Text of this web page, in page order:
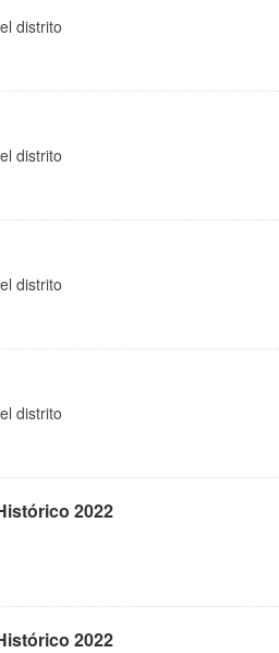
distrito
distrito
distrito
distrito
2022
2022